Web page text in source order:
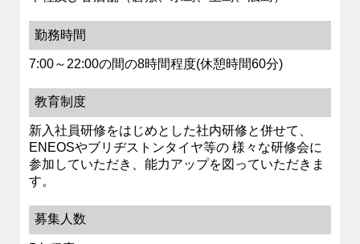
勤務時間
7:00～22:00の間の8時間程度(休憩時間60分)
教育制度
新入社員研修をはじめとした社内研修と併せて、
ENEOSやブリヂストンタイヤ等の 様々な研修会に
参加していただき、能力アップを図っていただきま
す。
募集人数